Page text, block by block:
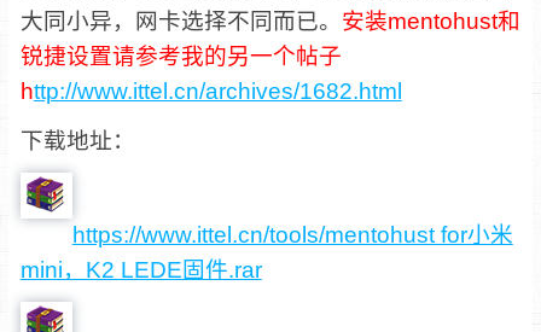
大同小异，网卡选择不同而已。 安装mentohust和
锐捷设置请参考我的另一个帖子
http://www.ittel.cn/archives/1682.html
下载地址：
https://www.ittel.cn/tools/mentohust for小米
mini，K2 LEDE固件.rar